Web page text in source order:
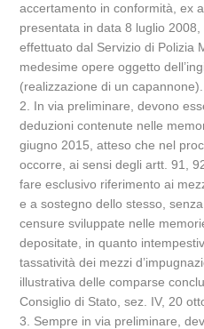
accertamento in conformità, ex
presentata in data 8 luglio
effettuato dal Servizio di Polizia
medesime opere oggetto
(realizzazione di un capannone).
2. In via preliminare, devono
deduzioni contenute nelle
giugno 2015, atteso che nel
occorre, ai sensi degli artt. 91,
fare esclusivo riferimento ai
e a sostegno dello stesso,
censure sviluppate nelle
depositate, in quanto
tassatività dei mezzi
illustrativa delle comparse
Consiglio di Stato, sez. IV, 20
3. Sempre in via preliminare,